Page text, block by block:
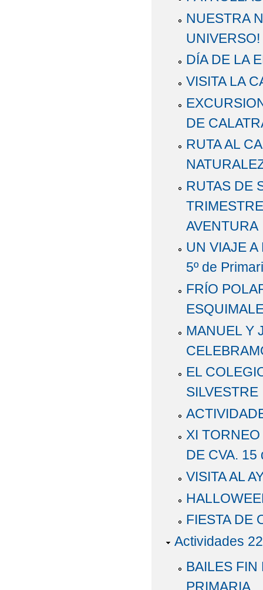
NUESTRA
UNIVERSO!
DÍA DE LA
VISITA LA
DE
RUTA AL
RUTAS DE
AVENTURA
UN VIAJE A
5º de
FRÍO
MANUEL Y
EL
SILVESTRE
XI
DE CVA. 15
VISITA AL
FIESTA DE
Actividades
BAILES FIN
PRIMARIA